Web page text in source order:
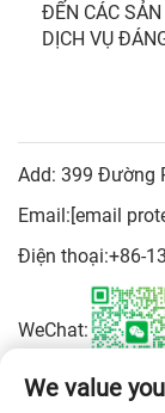
ĐẾN CÁC
DỊCH VỤ
Add: 399 Đường
Email: [email
Điện thoại:+86-
WeChat:
Chính sách bảo
We value